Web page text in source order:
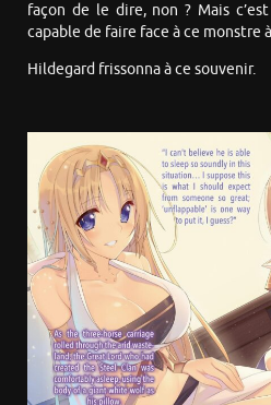
façon de le dire, non ? Mais
capable de faire face à ce monstre
Hildegard frissonna à ce souvenir.